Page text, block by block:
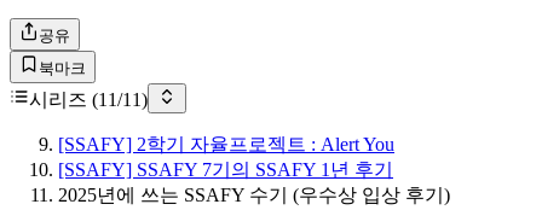
공유
북마크
시리즈 (11/11)
[SSAFY] 2학기 자율프로젝트 : Alert You
[SSAFY] SSAFY 7기의 SSAFY 1년 후기
2025년에 쓰는 SSAFY 수기 (우수상 입상 후기)